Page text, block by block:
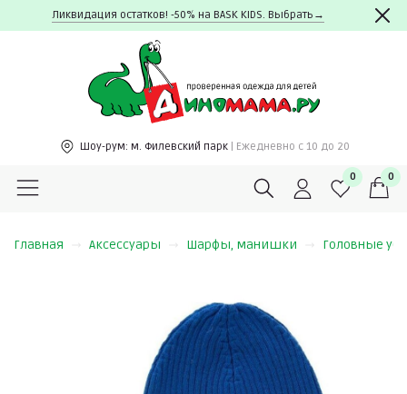
Ликвидация остатков! -50% на BASK KIDS. Выбрать→
Шоу-рум: м. Филевский парк | Ежедневно c 10 до 20
0 0
Главная Аксессуары Шарфы, манишки Головные